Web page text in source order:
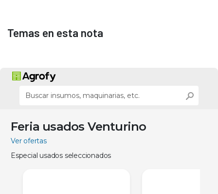
Temas en esta nota
Feria usados Venturino
Ver ofertas
Especial usados seleccionados